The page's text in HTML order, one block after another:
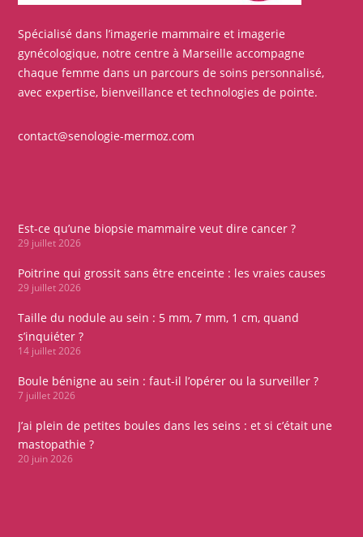
Spécialisé dans l’imagerie mammaire et imagerie
gynécologique, notre centre à Marseille accompagne
chaque femme dans un parcours de soins personnalisé,
avec expertise, bienveillance et technologies de pointe.
contact@senologie-mermoz.com
Est-ce qu’une biopsie mammaire veut dire cancer ?
29 juillet 2026
Poitrine qui grossit sans être enceinte : les vraies causes
29 juillet 2026
Taille du nodule au sein : 5 mm, 7 mm, 1 cm, quand
s’inquiéter ?
14 juillet 2026
Boule bénigne au sein : faut-il l’opérer ou la surveiller ?
7 juillet 2026
J’ai plein de petites boules dans les seins : et si c’était une
mastopathie ?
20 juin 2026